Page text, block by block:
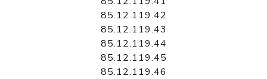
85.12.119.42
85.12.119.43
85.12.119.44
85.12.119.45
85.12.119.46